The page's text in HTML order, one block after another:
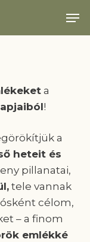
a
!
a
heteit és
pillanatai,
tele vannak
célom,
– a finom
emlékké